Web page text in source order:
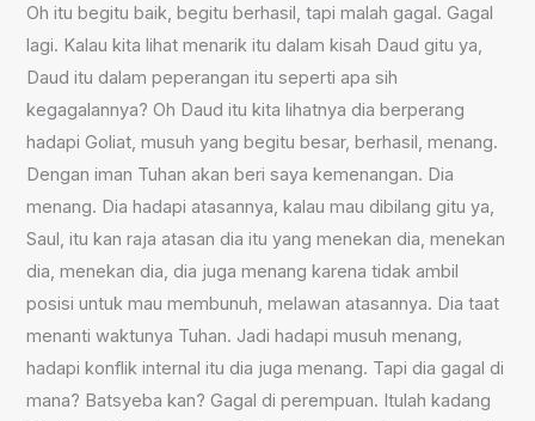
Oh itu begitu baik, begitu berhasil, tapi malah gagal. Gagal
lagi. Kalau kita lihat menarik itu dalam kisah Daud gitu ya,
Daud itu dalam peperangan itu seperti apa sih
kegagalannya? Oh Daud itu kita lihatnya dia berperang
hadapi Goliat, musuh yang begitu besar, berhasil, menang.
Dengan iman Tuhan akan beri saya kemenangan. Dia
menang. Dia hadapi atasannya, kalau mau dibilang gitu ya,
Saul, itu kan raja atasan dia itu yang menekan dia, menekan
dia, menekan dia, dia juga menang karena tidak ambil
posisi untuk mau membunuh, melawan atasannya. Dia taat
menanti waktunya Tuhan. Jadi hadapi musuh menang,
hadapi konflik internal itu dia juga menang. Tapi dia gagal di
mana? Batsyeba kan? Gagal di perempuan. Itulah kadang